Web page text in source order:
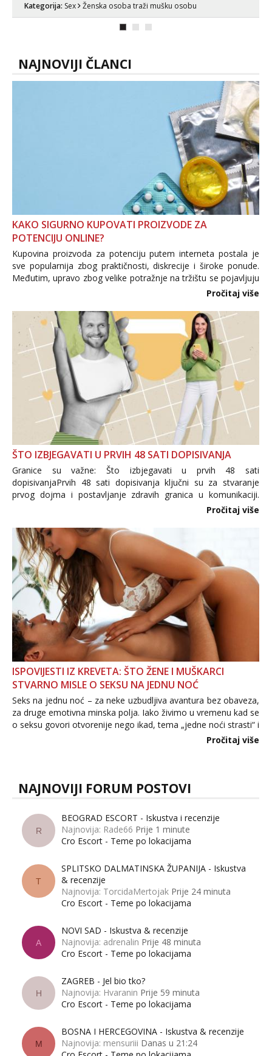
Kategorija: Sex Ženska osoba traži mušku osobu
NAJNOVIJI ČLANCI
KAKO SIGURNO KUPOVATI PROIZVODE ZA
POTENCIJU ONLINE?
Kupovina proizvoda za potenciju putem interneta postala je
sve popularnija zbog praktičnosti, diskrecije i široke ponude.
Međutim, upravo zbog velike potražnje na tržištu se pojavljuju
i brojni krivotvoreni proizvodi, nepouzdane internetske
Pročitaj više
ŠTO IZBJEGAVATI U PRVIH 48 SATI DOPISIVANJA
Granice su važne: Što izbjegavati u prvih 48 sati
dopisivanjaPrvih 48 sati dopisivanja ključni su za stvaranje
prvog dojma i postavljanje zdravih granica u komunikaciji.
Važno je izbjeći prebrzo otkrivanje osobnih ili intimnih
informacija, jer nepoznata osoba još nije zaslužila to
povjerenje. Takođe...
Pročitaj više
ISPOVIJESTI IZ KREVETA: ŠTO ŽENE I MUŠKARCI
STVARNO MISLE O SEKSU NA JEDNU NOĆ
Seks na jednu noć – za neke uzbudljiva avantura bez obaveza,
za druge emotivna minska polja. Iako živimo u vremenu kad se
o seksu govori otvorenije nego ikad, tema „jedne noći strasti“ i
dalje izaziva burne rasprave. Što zapravo misle žene, a što
Pročitaj više
NAJNOVIJI FORUM POSTOVI
R
BEOGRAD ESCORT - Iskustva i recenzije
Najnovija: Rade66 Prije 1 minute
Cro Escort - Teme po lokacijama
T
SPLITSKO DALMATINSKA ŽUPANIJA - Iskustva
& recenzije
Najnovija: TorcidaMertojak Prije 24 minuta
Cro Escort - Teme po lokacijama
A
NOVI SAD - Iskustva & recenzije
Najnovija: adrenalin Prije 48 minuta
Cro Escort - Teme po lokacijama
H
ZAGREB - Jel bio tko?
Najnovija: Hvaranin Prije 59 minuta
Cro Escort - Teme po lokacijama
M
BOSNA I HERCEGOVINA - Iskustva & recenzije
Najnovija: mensuriii Danas u 21:24